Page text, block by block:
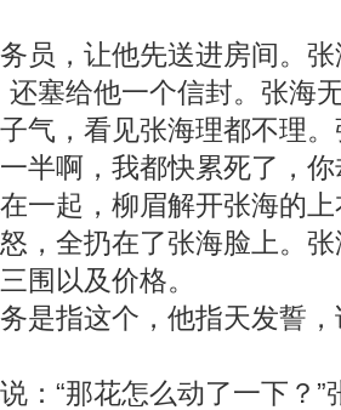
，让他先送进房间。张
塞给他一个信封。张海
，看见张海理都不理。
半啊，我都快累死了，
起，柳眉解开张海的上
，全扔在了张海脸上。
围以及价格。
指这个，他指天发誓，
“那花怎么动了一下？”